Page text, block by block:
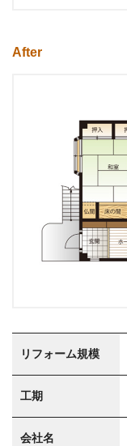
After
リフォーム規模
工期
会社名